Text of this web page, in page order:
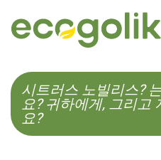
EN
시트러스 노빌리스?
요? 귀하에게, 그리고
요?